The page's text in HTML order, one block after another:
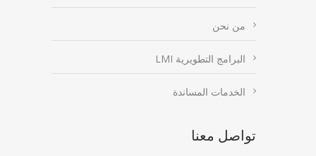
من نحن
البرامج التطويرية LMI
الخدمات المساندة
تواصل معنا